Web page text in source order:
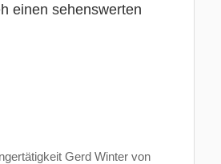
einen sehenswerten
Gerd Winter von